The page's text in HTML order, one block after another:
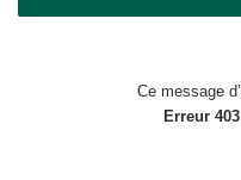
Ce message
Erreur